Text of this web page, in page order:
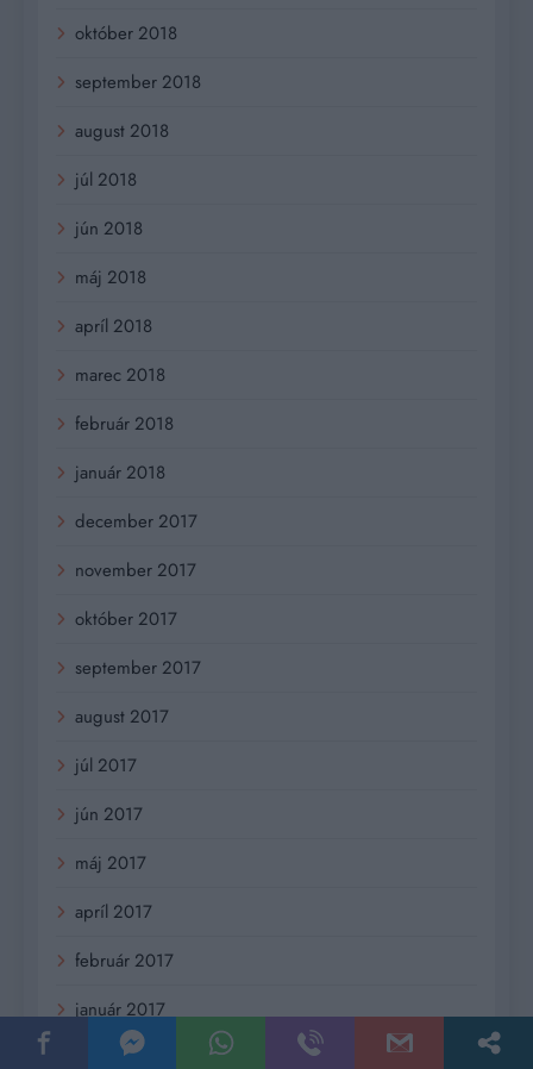
október 2018
september 2018
august 2018
júl 2018
jún 2018
máj 2018
apríl 2018
marec 2018
február 2018
január 2018
december 2017
november 2017
október 2017
september 2017
august 2017
júl 2017
jún 2017
máj 2017
apríl 2017
február 2017
január 2017
december 2016